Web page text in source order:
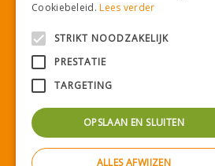
Privacy statement
Betaalinformatie
Cookiebeleid.Lees verder
STRIKT NOODZAKELIJK
PRESTATIE
TARGETING
OPSLAAN EN SLUITEN
ALLES AFWIJZEN